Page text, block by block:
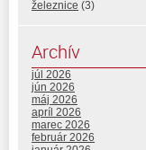
železnice (3)
Archív
júl 2026
jún 2026
máj 2026
apríl 2026
marec 2026
február 2026